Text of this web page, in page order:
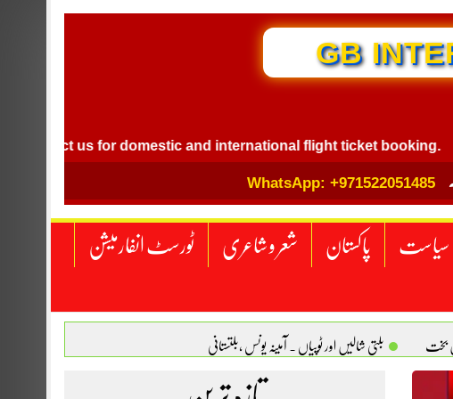
GB INTERNATIONAL
us for domestic and international flight ticket booking.
WhatsApp: +971522051485
سیاست پاکستان شعر و شاعری ٹورسٹ انفارمیشن
بخت بلتی شالیں اور ٹوپیاں . آمینہ یونس ،بلتستانی
اور مرد کی نگاہ . محمد اسامہ مہر(ملتان )